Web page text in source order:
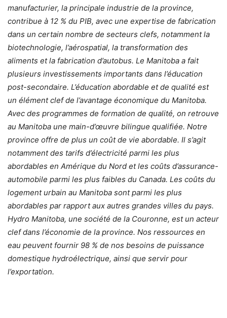
manufacturier, la principale industrie de la province,
contribue à 12 % du PIB, avec une expertise de fabrication
dans un certain nombre de secteurs clefs, notamment la
biotechnologie, l’aérospatial, la transformation des
aliments et la fabrication d’autobus. Le Manitoba a fait
plusieurs investissements importants dans l’éducation
post-secondaire. L’éducation abordable et de qualité est
un élément clef de l’avantage économique du Manitoba.
Avec des programmes de formation de qualité, on retrouve
au Manitoba une main-d’œuvre bilingue qualifiée. Notre
province offre de plus un coût de vie abordable. Il s’agit
notamment des tarifs d’électricité parmi les plus
abordables en Amérique du Nord et les coûts d’assurance-
automobile parmi les plus faibles du Canada. Les coûts du
logement urbain au Manitoba sont parmi les plus
abordables par rapport aux autres grandes villes du pays.
Hydro Manitoba, une société de la Couronne, est un acteur
clef dans l’économie de la province. Nos ressources en
eau peuvent fournir 98 % de nos besoins de puissance
domestique hydroélectrique, ainsi que servir pour
l’exportation.